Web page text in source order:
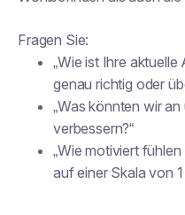
Fragen Sie:
„Wie ist Ihre
genau richtig oder
„Was könnten wir
verbessern?“
„Wie motiviert
auf einer Skala von 1